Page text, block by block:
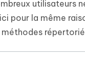
sur
New
d'IA
New
naturel
Écriver
utilisateurs
pour la même